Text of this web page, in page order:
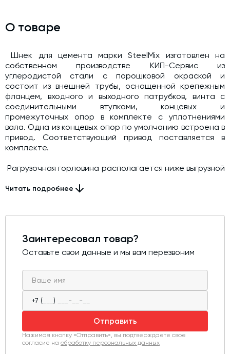
Экспертиза промышленной безопасности
Проектирование технологических линий,промышленных
зданий и сооружений
О товаре
Шнек для цемента марки SteelMix изготовлен на
собственном производстве КИП-Сервис из
углеродистой стали с порошковой окраской и
состоит из внешней трубы, оснащенной крепежным
фланцем, входного и выходного патрубков, винта с
соединительными втулками, концевых и
промежуточных опор в комплекте с уплотнениями
вала. Одна из концевых опор по умолчанию встроена в
привод. Соответствующий привод поставляется в
комплекте.
Pагрузочная горловина располагается ниже выгрузной
горизонту. Привод шнека расположен возле
соединён с подающим винтом через редуктор,
требуемой производительности винтового конвейера.
Читать подробнее
Заинтересовал товар?
Оставьте свои данные и мы вам перезвоним
Отправить
Нажимая кнопку «Отправить», вы подтверждаете свое
согласие на обработку персональных данных